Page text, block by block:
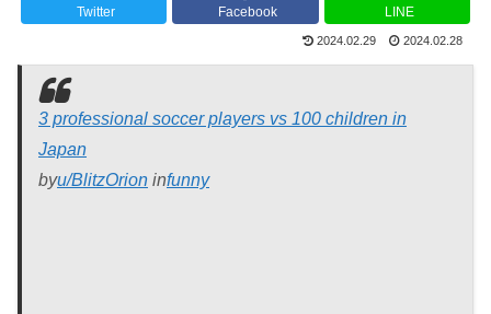
Twitter Facebook LINE
2024.02.29 2024.02.28
3 professional soccer players vs 100 children in
Japan
byu/BlitzOrion infunny